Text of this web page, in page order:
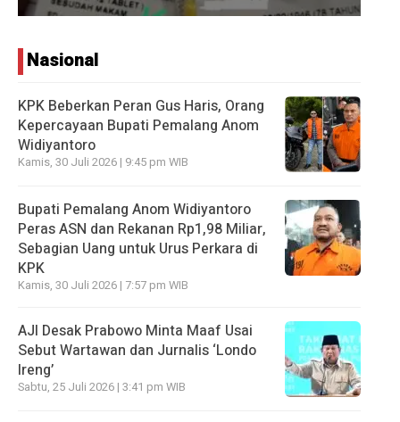
Nasional
KPK Beberkan Peran Gus Haris, Orang
Kepercayaan Bupati Pemalang Anom
Widiyantoro
Kamis, 30 Juli 2026 | 9:45 pm WIB
Bupati Pemalang Anom Widiyantoro
Peras ASN dan Rekanan Rp1,98 Miliar,
Sebagian Uang untuk Urus Perkara di
KPK
Kamis, 30 Juli 2026 | 7:57 pm WIB
AJI Desak Prabowo Minta Maaf Usai
Sebut Wartawan dan Jurnalis ‘Londo
Ireng’
Sabtu, 25 Juli 2026 | 3:41 pm WIB